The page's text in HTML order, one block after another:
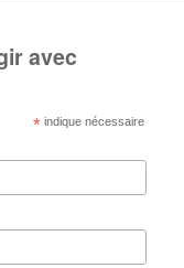
avec
* indique nécessaire